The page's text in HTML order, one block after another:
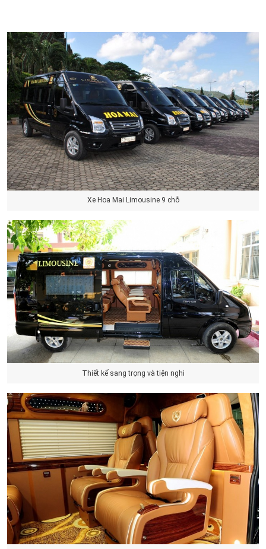
Xe Hoa Mai Limousine 9 chỗ
Thiết kế sang trọng và tiện nghi